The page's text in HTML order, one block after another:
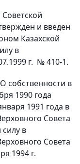
Советской
и введен
Казахской
в
г. № 410-1.
собственности в
1990 года
1991 года в
Совета
силу в
Совета
1994 г.